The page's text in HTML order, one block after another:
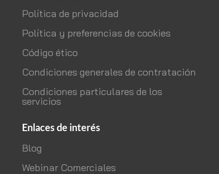
Política de privacidad
Política y preferencias de cookies
Código ético
Condiciones generales de contratación
Condiciones particulares de los
servicios
Enlaces de interés
Blog
Webinar Comerciales